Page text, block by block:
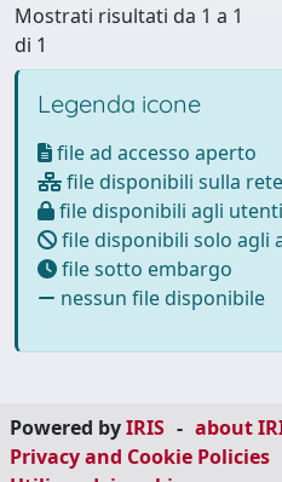
Mostrati risultati da 1 a 1
di 1
Legenda icone
file ad accesso aperto
file disponibili sulla
file disponibili agli
file disponibili solo agli
file sotto embargo
nessun file disponibile
Powered byIRIS - about
Privacy and Cookie Policies